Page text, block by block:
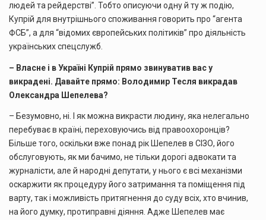
людей та рейдерстві”. Тобто описуючи одну й ту ж подію,
Купрій для внутрішнього споживання говорить про “агента
ФСБ”, а для “відомих європейських політиків” про діяльність
українських спецслужб.
– Власне і в Україні Купрій прямо звинуватив вас у
викрадені. Давайте прямо: Володимир Тесля викрадав
Олександра Шепелева?
– Безумовно, ні. І як можна викрасти людину, яка нелегально
перебуває в країні, переховуючись від правоохоронців?
Більше того, оскільки вже понад рік Шепелев в СІЗО, його
обслуговують, як ми бачимо, не тільки дорогі адвокати та
журналісти, але й народні депутати, у нього є всі механізми
оскаржити як процедуру його затримання та поміщення під
варту, так і можливість притягнення до суду всіх, хто вчинив,
на його думку, протиправні діяння. Адже Шепелев має